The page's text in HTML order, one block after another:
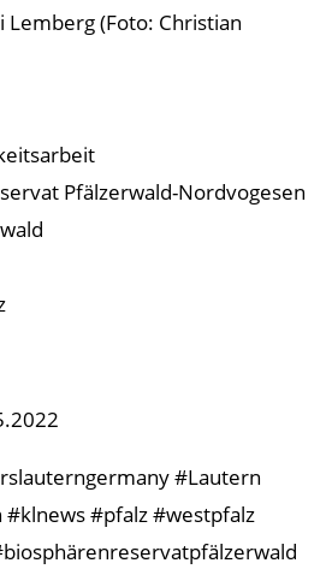
(Foto: Christian
Pfälzerwald-Nordvogesen
#Lautern
#pfalz #westpfalz